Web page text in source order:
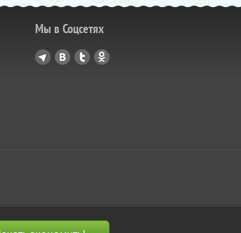
Мы в Соцсетях